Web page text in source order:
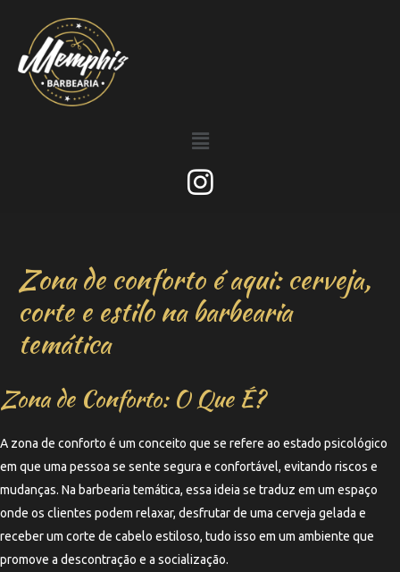
Zona de conforto é aqui: cerveja,
corte e estilo na barbearia
temática
Zona de Conforto: O Que É?
A zona de conforto é um conceito que se refere ao estado psicológico
em que uma pessoa se sente segura e confortável, evitando riscos e
mudanças. Na barbearia temática, essa ideia se traduz em um espaço
onde os clientes podem relaxar, desfrutar de uma cerveja gelada e
receber um corte de cabelo estiloso, tudo isso em um ambiente que
promove a descontração e a socialização.